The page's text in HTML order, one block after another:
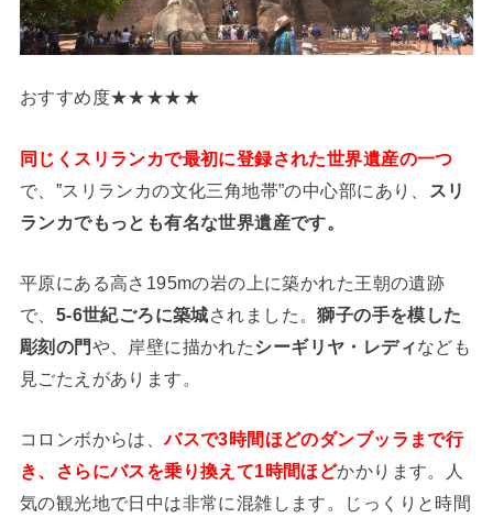
おすすめ度★★★★★
同じくスリランカで最初に登録された世界遺産の一つ
で、”スリランカの文化三角地帯”の中心部にあり、
スリ
ランカでもっとも有名な世界遺産です。
平原にある高さ195mの岩の上に築かれた王朝の遺跡
で、 5-6世紀ごろに築城されました。獅子の手を模した
彫刻の門や、岸壁に描かれたシーギリヤ・レディなども
見ごたえがあります。
コロンボからは、バスで3時間ほどのダンブッラまで行
き、さらにバスを乗り換えて1時間ほどかかります。人
気の観光地で日中は非常に混雑します。じっくりと時間